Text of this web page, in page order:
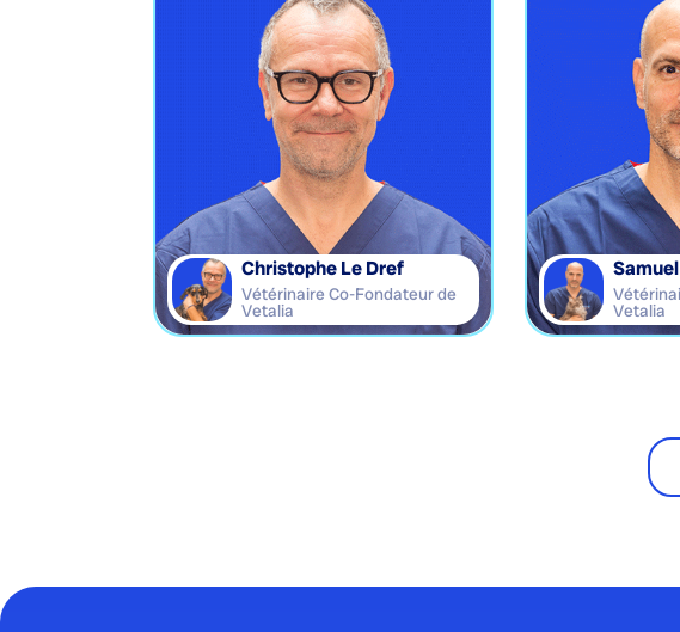
Christophe Le Dref
Vétérinaire Co-Fondateur de
Vetalia Vetalia